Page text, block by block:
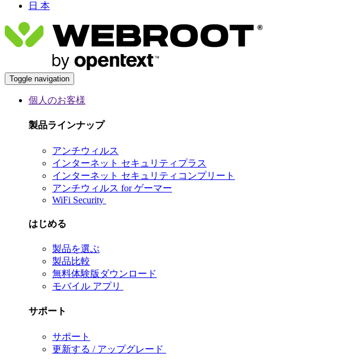
日 本
Toggle navigation
個人のお客様
製品ラインナップ
アンチウィルス
インターネット セキュリティプラス
インターネット セキュリティコンプリート
アンチウィルス for ゲーマー
WiFi Security
はじめる
製品を選ぶ
製品比較
無料体験版ダウンロード
モバイル アプリ
サポート
サポート
更新する / アップグレード